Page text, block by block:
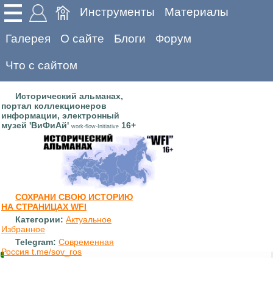
Инструменты Материалы
Галерея О сайте Блоги Форум
Что с сайтом
Исторический альманах,
портал коллекционеров
информации, электронный
музей 'ВиФиАй' work-flow-Initiative 16+
СОХРАНИ СВОЮ ИСТОРИЮ
НА СТРАНИЦАХ WFI
Категории: Актуальное
Избранное
Telegram: Современная
Россия t.me/sov_ros